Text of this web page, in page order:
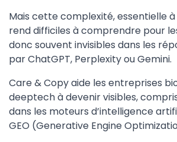
Mais cette complexité, essentielle à
rend difficiles à comprendre pour
donc souvent invisibles dans les
par ChatGPT, Perplexity ou Gemini.
Care & Copy aide les entreprises
deeptech à devenir visibles,
dans les moteurs d’intelligence
GEO (Generative Engine